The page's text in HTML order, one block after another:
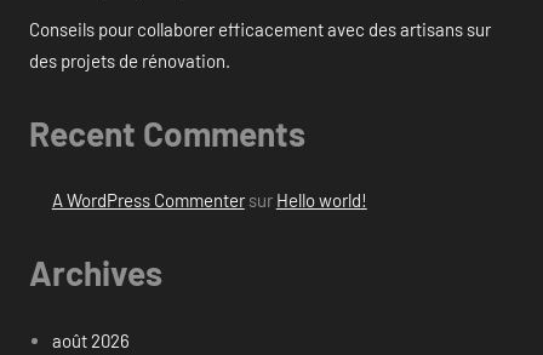
Conseils pour collaborer efficacement avec des artisans sur
des projets de rénovation.
Recent Comments
A WordPress Commentersur Hello world!
Archives
août 2026